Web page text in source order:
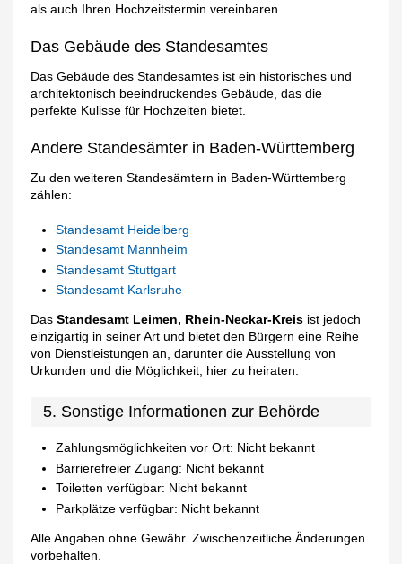
als auch Ihren Hochzeitstermin vereinbaren.
Das Gebäude des Standesamtes
Das Gebäude des Standesamtes ist ein historisches und
architektonisch beeindruckendes Gebäude, das die
perfekte Kulisse für Hochzeiten bietet.
Andere Standesämter in Baden-Württemberg
Zu den weiteren Standesämtern in Baden-Württemberg
zählen:
Standesamt Heidelberg
Standesamt Mannheim
Standesamt Stuttgart
Standesamt Karlsruhe
DasStandesamt Leimen, Rhein-Neckar-Kreis ist jedoch
einzigartig in seiner Art und bietet den Bürgern eine Reihe
von Dienstleistungen an, darunter die Ausstellung von
Urkunden und die Möglichkeit, hier zu heiraten.
5. Sonstige Informationen zur Behörde
Zahlungsmöglichkeiten vor Ort: Nicht bekannt
Barrierefreier Zugang: Nicht bekannt
Toiletten verfügbar: Nicht bekannt
Parkplätze verfügbar: Nicht bekannt
Alle Angaben ohne Gewähr. Zwischenzeitliche Änderungen
vorbehalten.